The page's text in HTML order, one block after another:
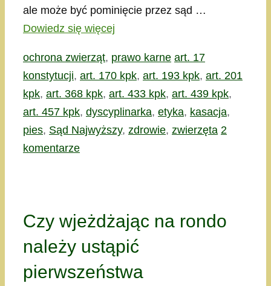
ale może być pominięcie przez sąd …
Dowiedz się więcej
Kategorie
ochrona zwierząt, prawo karne Tagi
art. 17
konstytucji, art. 170 kpk, art. 193 kpk, art. 201
kpk, art. 368 kpk, art. 433 kpk, art. 439 kpk,
art. 457 kpk, dyscyplinarka, etyka, kasacja,
pies, Sąd Najwyższy, zdrowie, zwierzęta 2
komentarze
Czy wjeżdżając na rondo
należy ustąpić
pierwszeństwa